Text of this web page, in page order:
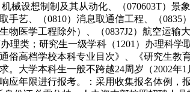
械设想制制及其从动化、（070603T）景
手艺、（0810）消息取通信工程、（0835
物医学工程除外）、（0837J2）航空运输
理类；研究生一级学科（1201）办理科学
俗高档学校本科专业目次》、《研究生教
大学本科生一般不跨越24周岁（2002年
应年限进行报考。：采用收集报名体例，